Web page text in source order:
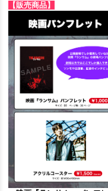
【販売商品】